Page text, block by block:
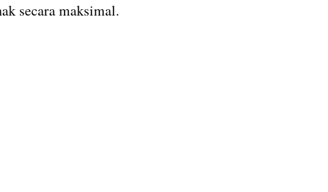
secara maksimal.